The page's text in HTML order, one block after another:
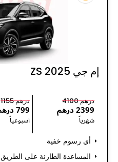
إم جي ZS 2025
درهم 4100
2399 درهم
شهرياً
درهم 1155
799 درهم
اسبوعياً
أي رسوم خفية
المساعدة الطارئة على الطريق